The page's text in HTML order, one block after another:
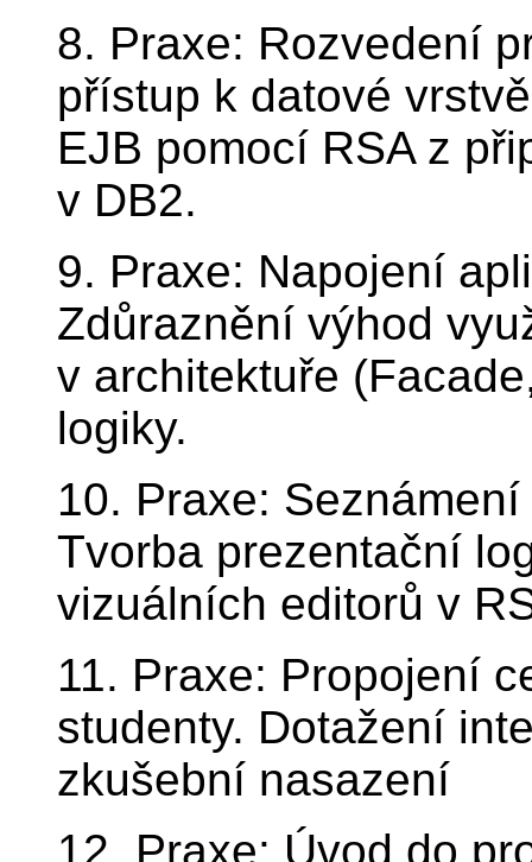
8. Praxe: Rozvedení
přístup k datové
EJB pomocí RSA z
v DB2.
9. Praxe: Napojení
Zdůraznění výhod
v architektuře
logiky.
10. Praxe:
Tvorba prezentační
vizuálních editorů v
11. Praxe: Propojení
studenty. Dotažení
zkušební nasazení
12. Praxe: Úvod do